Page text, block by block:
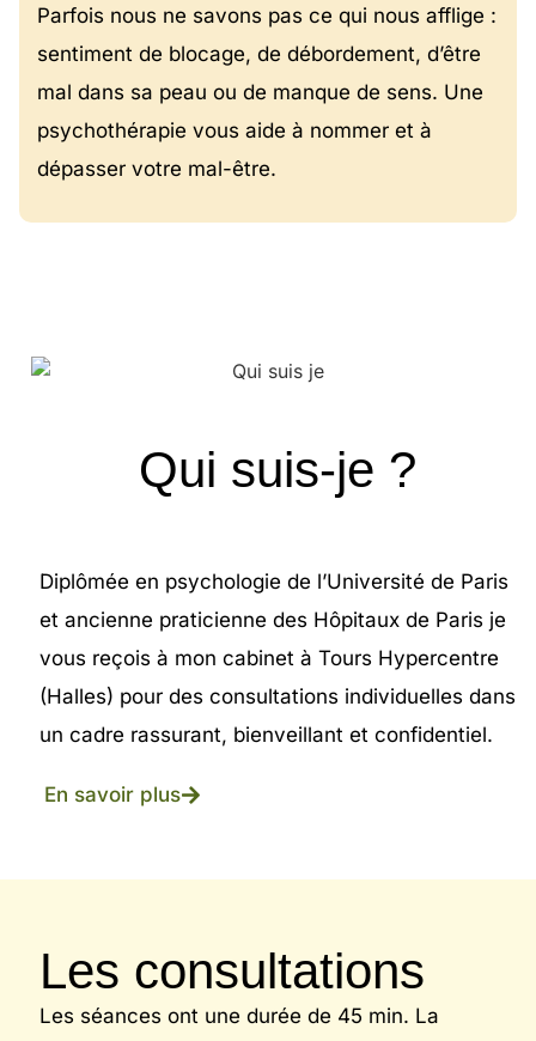
Parfois nous ne savons pas ce qui nous afflige :
sentiment de blocage, de débordement, d’être
mal dans sa peau ou de manque de sens. Une
psychothérapie vous aide à nommer et à
dépasser votre mal-être.
Qui suis-je ?
Diplômée en psychologie de l’Université de Paris
et ancienne praticienne des Hôpitaux de Paris je
vous reçois à mon cabinet à Tours Hypercentre
(Halles) pour des consultations individuelles dans
un cadre rassurant, bienveillant et confidentiel.
En savoir plus
Les consultations
Les séances ont une durée de 45 min. La